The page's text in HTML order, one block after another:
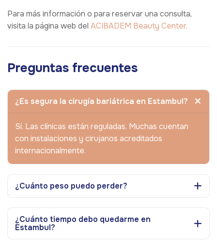
Para más información o para reservar una consulta,
visita la página web del ACIBADEM Beauty Center.
Preguntas frecuentes
¿Es segura la cirugía bariátrica en Estambul?
Sí. Las clínicas están reguladas. Muchas cuentan
con instalaciones y cirujanos acreditados
internacionalmente.
¿Cuánto peso puedo perder?
¿Cuánto tiempo debo quedarme en
Estambul?